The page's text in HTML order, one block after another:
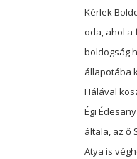
Kérlek
oda, ahol a
boldogság
állapotába
Hálával
Égi
általa, az ő
Atya is